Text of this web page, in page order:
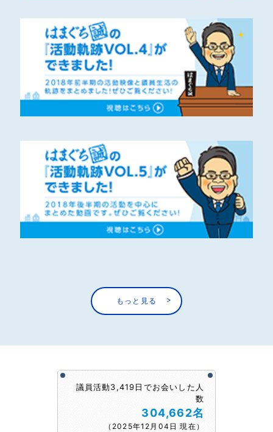
もっと見る
議員活動3,419日でお会いした人
数
304,662名
（2025年12月04日 現在）